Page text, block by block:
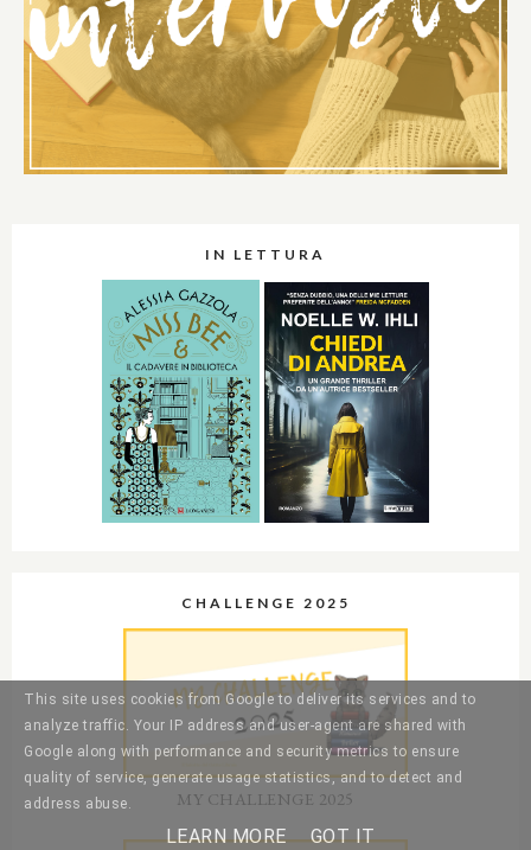
IN LETTURA
CHALLENGE 2025
MY CHALLENGE 2025
This site uses cookies from Google to deliver its services and to
analyze traffic. Your IP address and user-agent are shared with
Google along with performance and security metrics to ensure
quality of service, generate usage statistics, and to detect and
address abuse.
LEARN MORE GOT IT